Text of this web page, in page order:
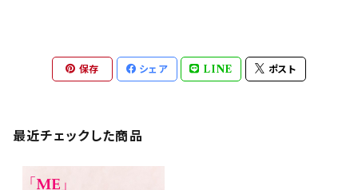
保存 シェア LINE ポスト
最近チェックした商品